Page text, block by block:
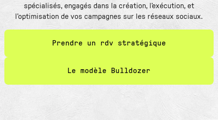
spécialisés, engagés dans la création, l’exécution, et
l’optimisation de vos campagnes sur les réseaux sociaux.
Prendre un rdv stratégique
Le modèle Bulldozer